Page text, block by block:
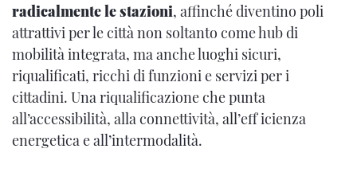
radicalmente le stazioni, affinché diventino poli
attrattivi per le città non soltanto come hub di
mobilità integrata, ma anche luoghi sicuri,
riqualificati, ricchi di funzioni e servizi per i
cittadini. Una riqualificazione che punta
all’accessibilità, alla connettività, all’eff icienza
energetica e all’intermodalità.